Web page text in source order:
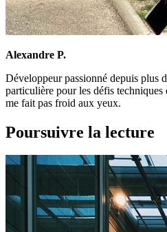
Alexandre P.
Développeur passionné depuis plus
particulière pour les défis techniques
me fait pas froid aux yeux.
Poursuivre la lecture